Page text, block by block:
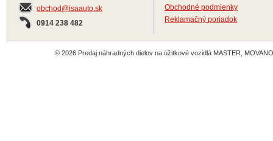
obchod@isaauto.sk
0914 238 482
Obchodné podmienky
Reklamačný poriadok
© 2026 Predaj náhradných dielov na úžitkové vozidlá MASTER,